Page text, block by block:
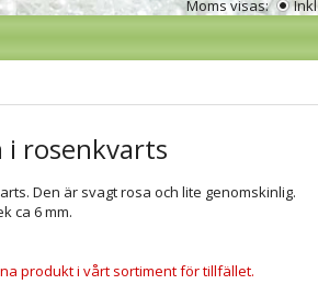
Moms visas: Inkl
i rosenkvarts
Den är svagt rosa och lite genomskinlig.
ca 6 mm.
produkt i vårt sortiment för tillfället.